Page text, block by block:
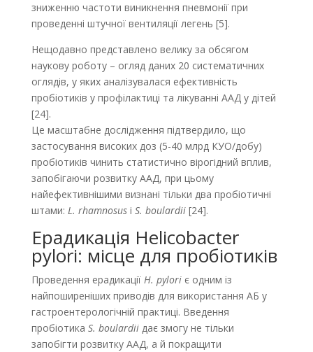
зниженню частоти виникнення пневмонії при
проведенні штучної вентиляції легень [5].
Нещодавно представлено велику за обсягом
наукову роботу – огляд даних 20 систематичних
оглядів, у яких аналізувалася ефективність
пробіотиків у профілактиці та лікуванні ААД у дітей
[24].
Це масштабне дослідження підтвердило, що
застосування високих доз (5-40 млрд КУО/добу)
пробіотиків чинить статистично вірогідний вплив,
запобігаючи розвитку ААД, при цьому
найефективнішими визнані тільки два пробіотичні
штами: L. rhamnosus і S. boulardii [24].
Ерадикація Helicobacter
pylori: місце для пробіотиків
Проведення ерадикації Н. pylori є одним із
найпоширеніших приводів для використання АБ у
гастроентерологічній практиці. Введення
пробіотика S. boulardiiдає змогу не тільки
запобігти розвитку ААД, а й покращити